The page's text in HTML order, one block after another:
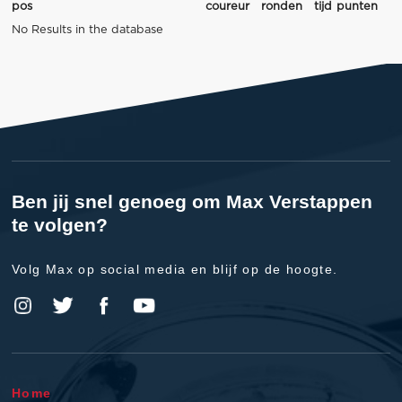
pos coureur ronden tijd
punten
No Results in the database
Ben jij snel genoeg om Max Verstappen
te volgen?
Volg Max op social media en blijf op de hoogte.
Home